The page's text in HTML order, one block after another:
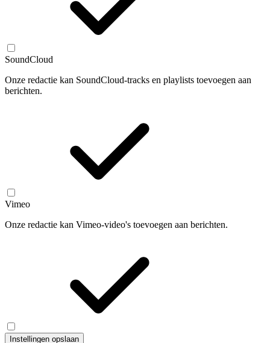
SoundCloud
Onze redactie kan SoundCloud-tracks en playlists toevoegen aan
berichten.
Vimeo
Onze redactie kan Vimeo-video's toevoegen aan berichten.
Instellingen opslaan